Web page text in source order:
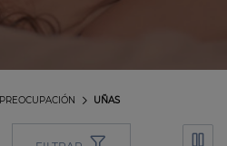
UÑAS
PREOCUPACIÓN